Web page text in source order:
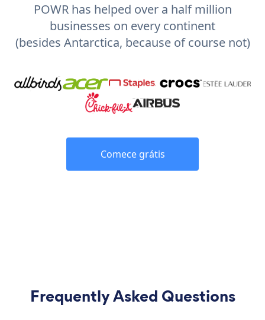
POWR has helped over a half million
businesses on every continent
(besides Antarctica, because of course not)
Comece grátis
Frequently Asked Questions